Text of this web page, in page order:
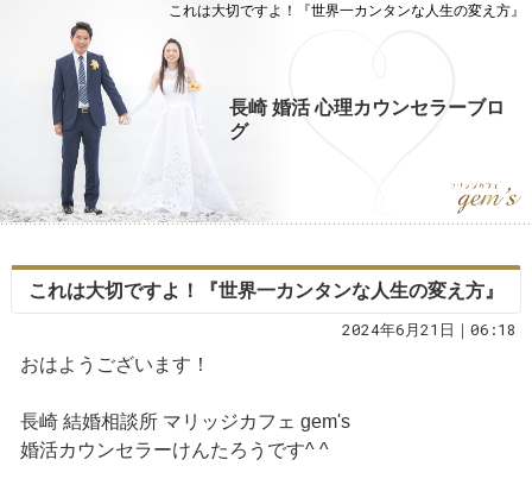
これは大切ですよ！『世界一カンタンな人生の変え方』
長崎 婚活 心理カウンセラーブロ
グ
これは大切ですよ！『世界一カンタンな人生の変え方』
2024年6月21日｜06:18
おはようございます！
長崎 結婚相談所 マリッジカフェ gem's
婚活カウンセラーけんたろうです^ ^